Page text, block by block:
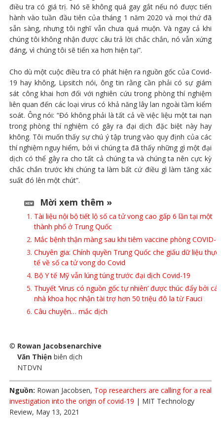
điều tra có giá trị. Nó sẽ không quá gay gắt nếu nó được tiến
hành vào tuần đầu tiên của tháng 1 năm 2020 và mọi thứ đã
sẵn sàng, nhưng tôi nghĩ vẫn chưa quá muộn. Và ngay cả khi
chúng tôi không nhận được câu trả lời chắc chắn, nó vẫn xứng
đáng, vì chúng tôi sẽ tiến xa hơn hiện tại”.
Cho dù một cuộc điều tra có phát hiện ra nguồn gốc của Covid-
19 hay không, Lipsitch nói, ông tin rằng cần phải có sự giám
sát công khai hơn đối với nghiên cứu trong phòng thí nghiệm
liên quan đến các loại virus có khả năng lây lan ngoài tầm kiểm
soát. Ông nói: “Đó không phải là tất cả về việc liệu một tai nạn
trong phòng thí nghiệm có gây ra đại dịch đặc biệt này hay
không. Tôi muốn thấy sự chú ý tập trung vào quy định của các
thí nghiệm nguy hiểm, bởi vì chúng ta đã thấy những gì một đại
dịch có thể gây ra cho tất cả chúng ta và chúng ta nên cực kỳ
chắc chắn trước khi chúng ta làm bất cứ điều gì làm tăng xác
suất đó lên một chút”.
Mời xem thêm »
Tài liệu nội bộ tiết lộ số ca tử vong cao gấp 6 lần tại một
thành phố ở Trung Quốc
Mắc bệnh thận màng sau khi tiêm vaccine phòng COVID-
Chuyên gia: Chính quyền Trung Quốc che giấu dữ liệu thực
tế về số ca tử vong do Covid
Bộ Y tế Mỹ vẫn lúng túng trước đại dịch Covid-19
Thuyết ‘Virus có nguồn gốc tự nhiên’ được thúc đẩy bởi các
nhà khoa học nhận tài trợ hơn 50 triệu đô la từ Fauci
Câu chuyện… mắc dịch
© Rowan Jacobsenarchive
Văn Thiệnbiên dịch
NTDVN
Nguồn: Rowan Jacobsen, Top researchers are calling for a real
investigation into the origin of covid-19 | MIT Technology
Review, May 13, 2021